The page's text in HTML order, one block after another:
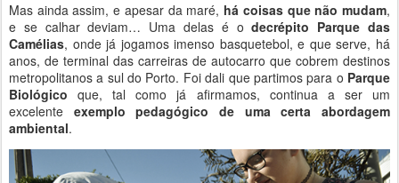
Mas ainda assim, e apesar da maré, há coisas que não mudam,
e se calhar deviam… Uma delas é odecrépito Parque das
Camélias, onde já jogamos imenso basquetebol, e que serve, há
anos, de terminal das carreiras de autocarro que cobrem destinos
metropolitanos a sul do Porto. Foi dali que partimos para o Parque
Biológico que, tal como já afirmamos, continua a ser um
excelente exemplo pedagógico de uma certa abordagem
ambiental.